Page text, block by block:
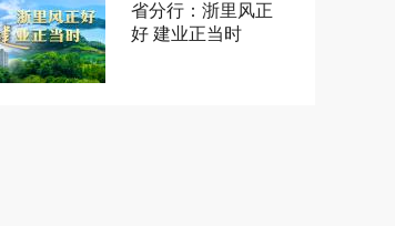
省分行：浙里风正
好 建业正当时